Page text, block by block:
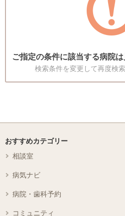
ご指定の条件に該当する病院は
検索条件を変更して再度検
おすすめカテゴリー
相談室
病気ナビ
病院・歯科予約
コミュニティ